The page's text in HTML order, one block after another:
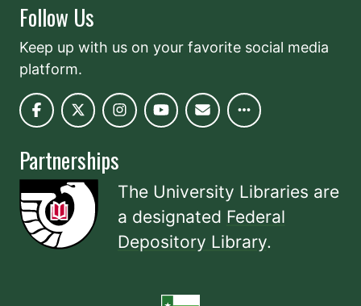
Follow Us
Keep up with us on your favorite social media
platform.
Partnerships
The University Libraries are
a designated Federal
Depository Library.